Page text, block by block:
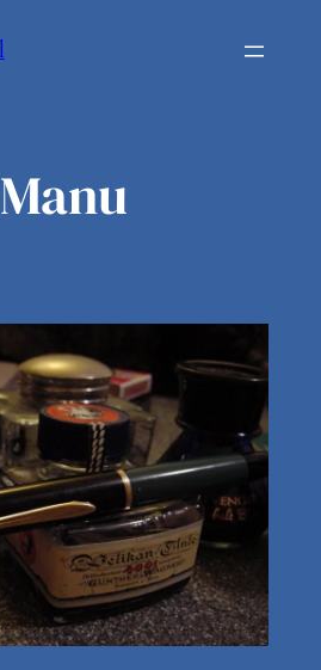
Manu